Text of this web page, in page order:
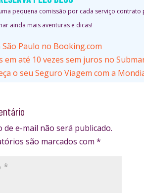
pequena comissão por cada serviço
ainda mais aventuras e dicas!
Paulo no Booking.com
em até 10 vezes sem juros no
o seu Seguro Viagem com a
de e-mail não será publicado.
são marcados com *